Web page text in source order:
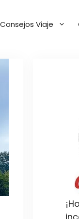
Consejos Viaje